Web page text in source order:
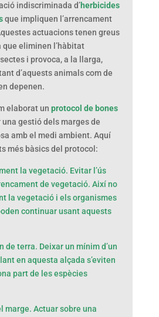
indiscriminada d’herbicides
que impliquen l’arrencament
actuacions tenen greus
que eliminen l’hàbitat
i provoca, a la llarga,
d’aquests animals com de
depenen.
elaborat un protocol de bones
gestió dels marges de
amb el medi ambient. Aquí
més bàsics del protocol:
la vegetació. Evitar l’ús
de vegetació. Així no
la vegetació i els organismes
continuar usant aquests
de terra. Deixar un mínim d’un
en aquesta alçada s’eviten
part de les espècies
marge. Actuar sobre una